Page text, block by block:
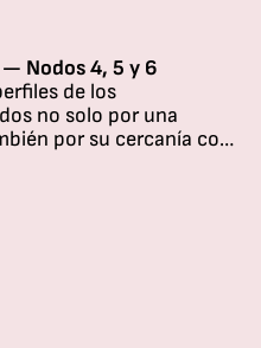
Nodos 4, 5 y 6
de los
no solo por una
por su cercanía con
que en ellos se